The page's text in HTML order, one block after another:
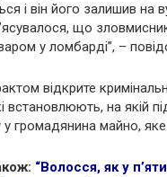
і він його залишив на
що
у ломбарді”, –
відкрите
встановлюють, на якій
у громадянина майно,
“Волосся, як у